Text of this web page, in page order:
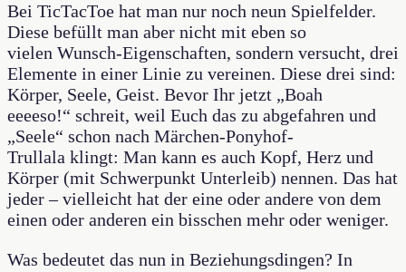
Bei TicTacToe hat man nur noch neun Spielfelder.
Diese befüllt man aber nicht mit eben so
vielen Wunsch-Eigenschaften, sondern versucht, drei
Elemente in einer Linie zu vereinen. Diese drei sind:
Körper, Seele, Geist. Bevor Ihr jetzt „Boah
eeeeso!“ schreit, weil Euch das zu abgefahren und
„Seele“ schon nach Märchen-Ponyhof-
Trullala klingt: Man kann es auch Kopf, Herz und
Körper (mit Schwerpunkt Unterleib) nennen. Das hat
jeder – vielleicht hat der eine oder andere von dem
einen oder anderen ein bisschen mehr oder weniger.
Was bedeutet das nun in Beziehungsdingen? In